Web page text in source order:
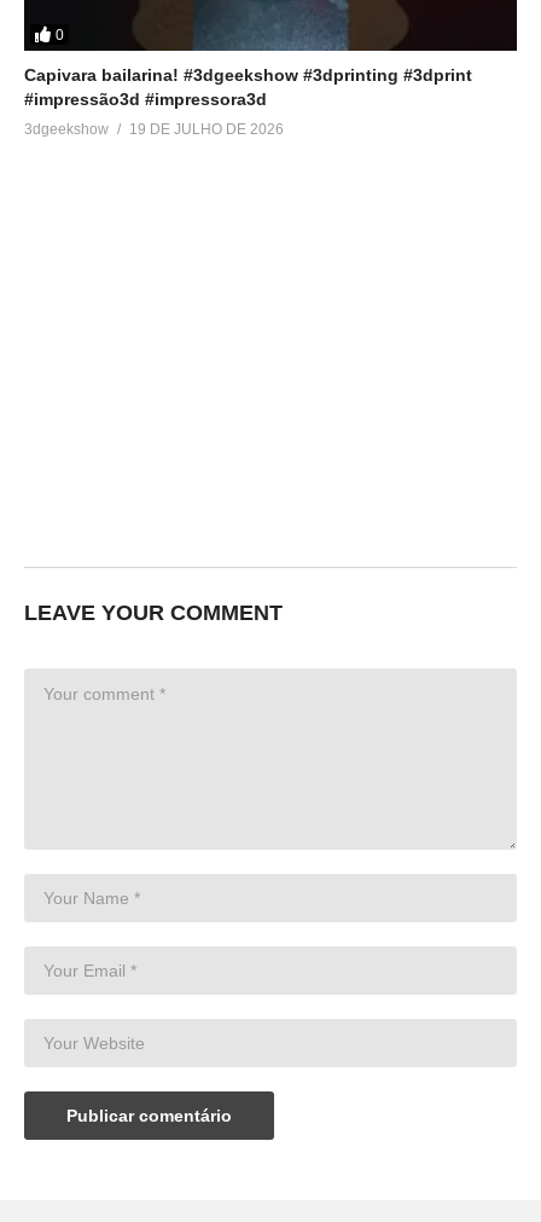
0
Capivara bailarina! #3dgeekshow #3dprinting #3dprint
#impressão3d #impressora3d
3dgeekshow 19 DE JULHO DE 2026
LEAVE YOUR COMMENT